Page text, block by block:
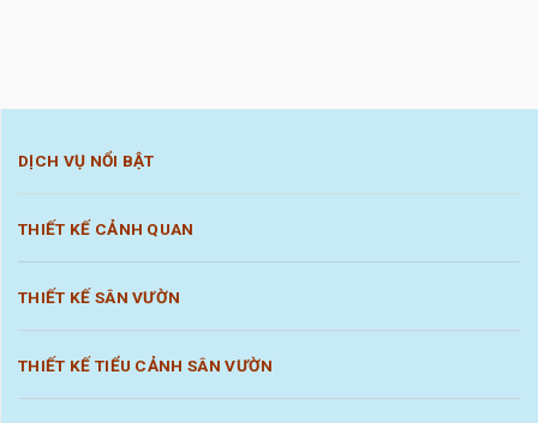
DỊCH VỤ NỔI BẬT
THIẾT KẾ CẢNH QUAN
THIẾT KẾ SÂN VƯỜN
THIẾT KẾ TIỂU CẢNH SÂN VƯỜN